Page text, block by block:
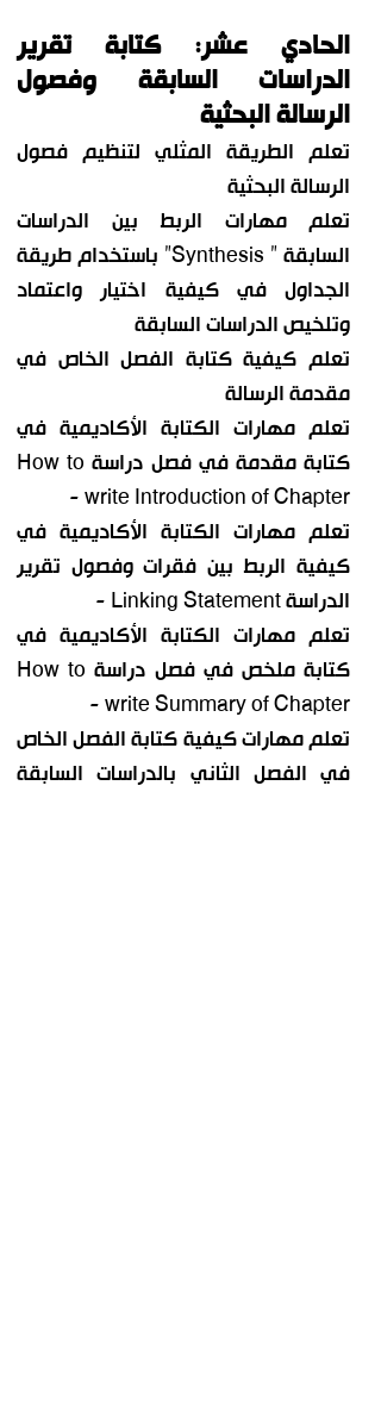
الحادي عشر: كتابة تقرير
الدراسات السابقة وفصول
الرسالة البحثية
تعلم الطريقة المثلي لتنظيم فصول
الرسالة البحثية
تعلم مهارات الربط بين الدراسات
السابقة ” Synthesis” باستخدام طريقة
الجداول في كيفية اختيار واعتماد
وتلخيص الدراسات السابقة
تعلم كيفية كتابة الفصل الخاص في
مقدمة الرسالة
تعلم مهارات الكتابة الأكاديمية في
كتابة مقدمة في فصل دراسة How to
write Introduction of Chapter -
تعلم مهارات الكتابة الأكاديمية في
كيفية الربط بين فقرات وفصول تقرير
الدراسة Linking Statement -
تعلم مهارات الكتابة الأكاديمية في
كتابة ملخص في فصل دراسة How to
write Summary of Chapter -
تعلم مهارات كيفية كتابة الفصل الخاص
في الفصل الثاني بالدراسات السابقة